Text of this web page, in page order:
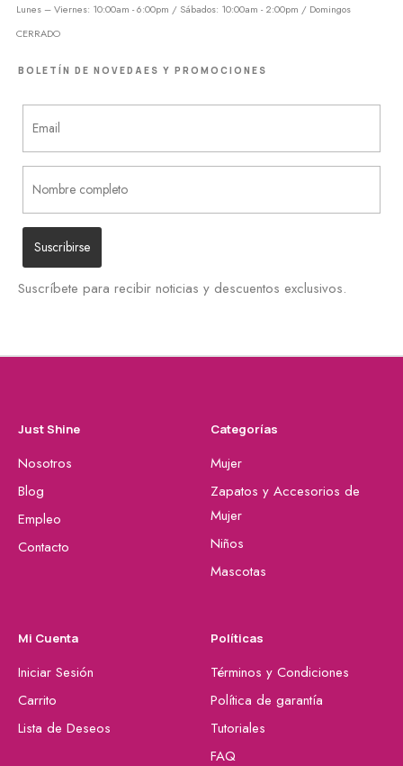
Lunes – Viernes: 10:00am - 6:00pm / Sábados: 10:00am - 2:00pm / Domingos
CERRADO
BOLETÍN DE NOVEDAES Y PROMOCIONES
Suscríbete para recibir noticias y descuentos exclusivos.
Just Shine
Nosotros
Blog
Empleo
Contacto
Categorías
Mujer
Zapatos y Accesorios de
Mujer
Niños
Mascotas
Mi Cuenta
Iniciar Sesión
Carrito
Lista de Deseos
Políticas
Términos y Condiciones
Política de garantía
Tutoriales
FAQ